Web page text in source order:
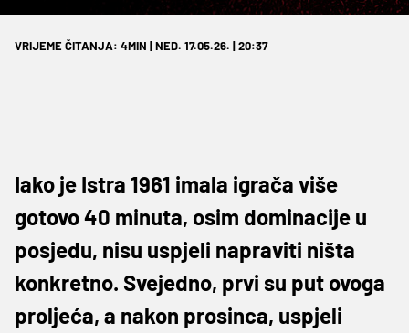
VRIJEME ČITANJA: 4MIN | NED. 17.05.26. | 20:37
Iako je Istra 1961 imala igrača više
gotovo 40 minuta, osim dominacije u
posjedu, nisu uspjeli napraviti ništa
konkretno. Svejedno, prvi su put ovoga
proljeća, a nakon prosinca, uspjeli